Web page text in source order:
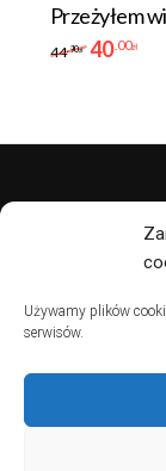
Używamy plików
serwisów.
Przeżyłem
44.90zł 40 .00zł
polityka